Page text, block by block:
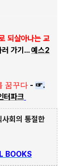
되살아나는 교
가기...예스2
꿈꾸다 - ☞.
터파크
회의 통절한
BOOKS